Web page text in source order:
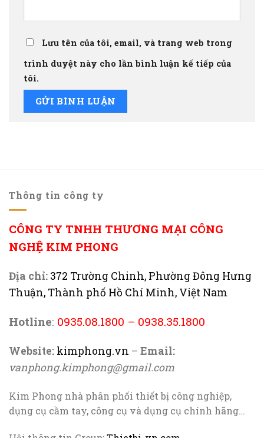
Lưu tên của tôi, email, và trang web trong
trình duyệt này cho lần bình luận kế tiếp của
tôi.
Thông tin công ty
CÔNG TY TNHH THƯƠNG MẠI CÔNG
NGHỆ KIM PHONG
Địa chỉ: 372 Trường Chinh, Phường Đông Hưng
Thuận, Thành phố Hồ Chí Minh, Việt Nam
Hotline: 0935.08.1800 – 0938.35.1800
Website: kimphong.vn – Email:
vanphong.kimphong@gmail.com
Kim Phong nhà phân phối thiết bị công nghiệp,
dụng cụ cầm tay, công cụ và dụng cụ chính hãng…